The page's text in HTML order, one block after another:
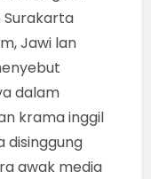
Surakarta
Jawi lan
dalam
krama inggil
disinggung
awak media